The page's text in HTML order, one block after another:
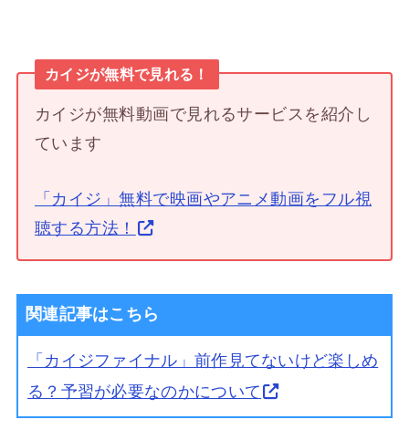
カイジが無料で見れる！
カイジが無料動画で見れるサービスを紹介し
ています
「カイジ」無料で映画やアニメ動画をフル視
聴する方法！
関連記事はこちら
「カイジファイナル」前作見てないけど楽しめ
る？予習が必要なのかについて